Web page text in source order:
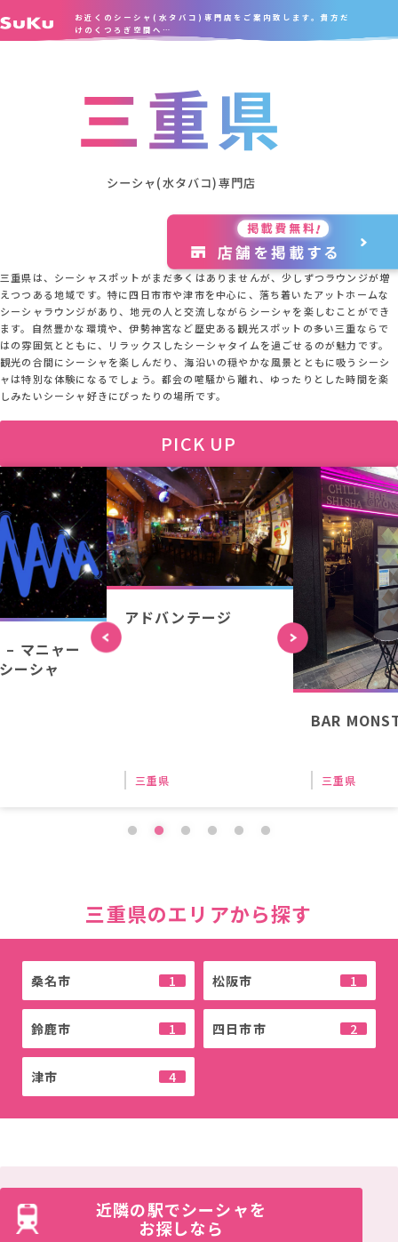
お近くのシーシャ(水タバコ)専門店をご案内致します。貴方だ
けのくつろぎ空間へ…
三重県
シーシャ(水タバコ)専門店
三重県は、シーシャスポットがまだ多くはありませんが、少しずつラウンジが増
えつつある地域です。特に四日市市や津市を中心に、落ち着いたアットホームな
シーシャラウンジがあり、地元の人と交流しながらシーシャを楽しむことができ
ます。自然豊かな環境や、伊勢神宮など歴史ある観光スポットの多い三重ならで
はの雰囲気とともに、リラックスしたシーシャタイムを過ごせるのが魅力です。
観光の合間にシーシャを楽しんだり、海沿いの穏やかな風景とともに吸うシーシ
ャは特別な体験になるでしょう。都会の喧騒から離れ、ゆったりとした時間を楽
しみたいシーシャ好きにぴったりの場所です。
PICK UP
マニャー
ーシャ
アドバンテージ
三重県
BAR
三重県
1 2 3 4 5 6
三重県のエリアから探す
桑名市 1 松阪市 1
鈴鹿市 1 四日市市 2
津市 4
近隣の駅でシーシャを
お探しなら